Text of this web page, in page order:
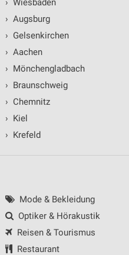
› Wiesbaden
› Augsburg
› Gelsenkirchen
› Aachen
› Mönchengladbach
› Braunschweig
› Chemnitz
› Kiel
› Krefeld
Mode & Bekleidung
Optiker & Hörakustik
Reisen & Tourismus
Restaurant